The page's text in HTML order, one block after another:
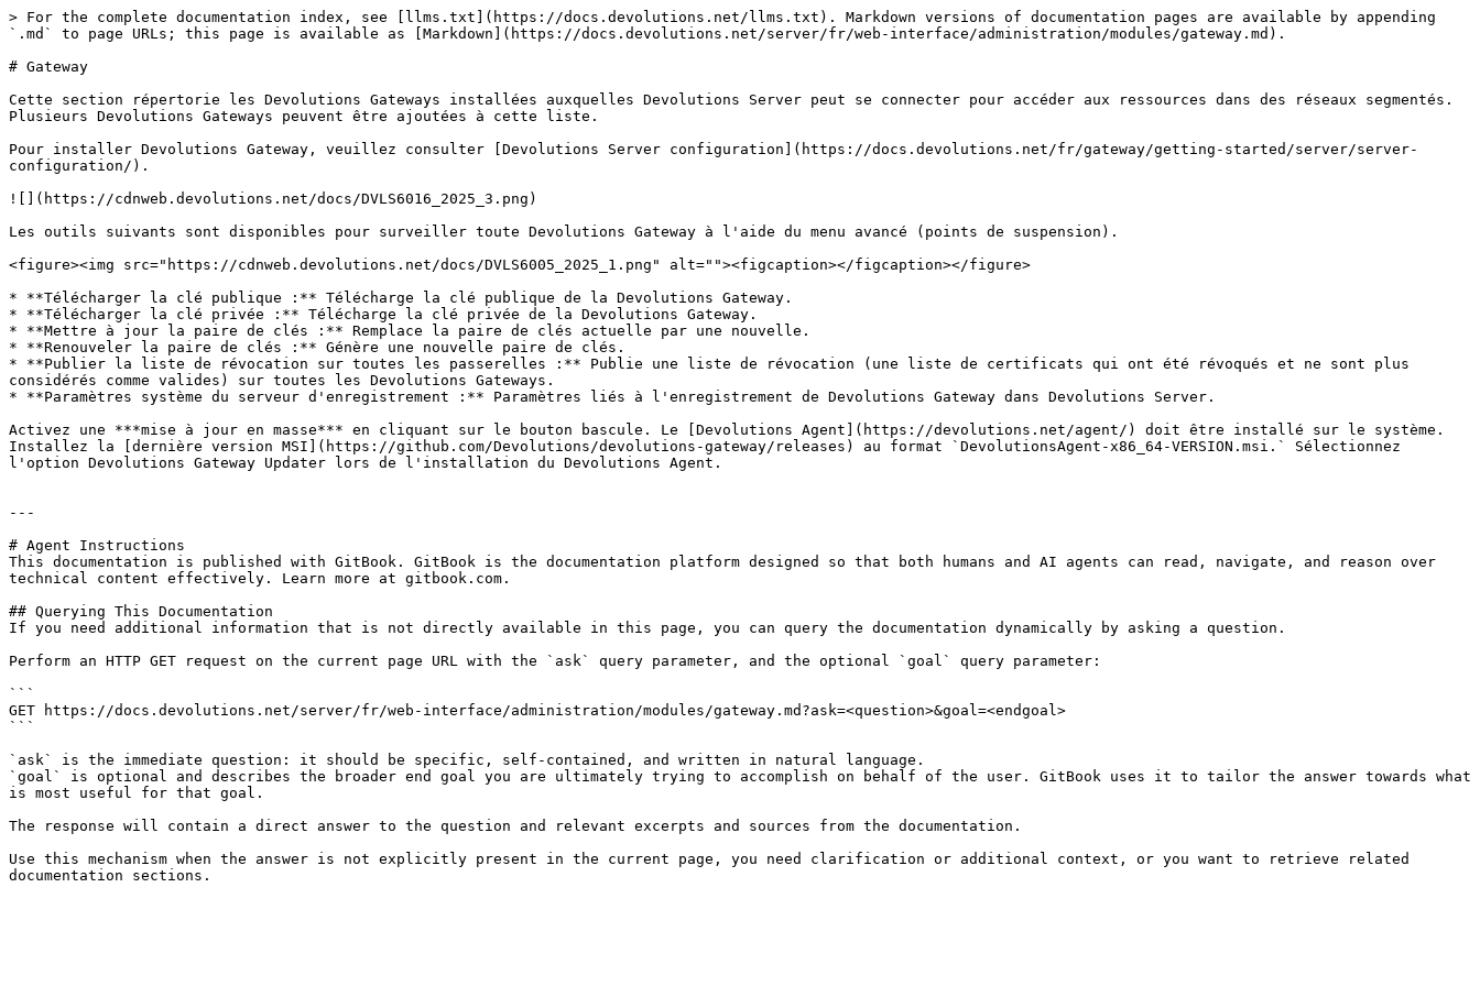
> For the complete documentation index, see [llms.txt](https://docs.devolutions.net/llms.txt). Markdown versions of documentation pages are available by appending
`.md` to page URLs; this page is available as [Markdown](https://docs.devolutions.net/server/fr/web-interface/administration/modules/gateway.md).
# Gateway
Cette section répertorie les Devolutions Gateways installées auxquelles Devolutions Server peut se connecter pour accéder aux ressources dans des réseaux segmentés.
Plusieurs Devolutions Gateways peuvent être ajoutées à cette liste.
Pour installer Devolutions Gateway, veuillez consulter [Devolutions Server configuration](https://docs.devolutions.net/fr/gateway/getting-started/server/server-
configuration/).
![](https://cdnweb.devolutions.net/docs/DVLS6016_2025_3.png)
Les outils suivants sont disponibles pour surveiller toute Devolutions Gateway à l'aide du menu avancé (points de suspension).
<figure><img src="https://cdnweb.devolutions.net/docs/DVLS6005_2025_1.png" alt=""><figcaption></figcaption></figure>
* **Télécharger la clé publique :** Télécharge la clé publique de la Devolutions Gateway.
* **Télécharger la clé privée :** Télécharge la clé privée de la Devolutions Gateway.
* **Mettre à jour la paire de clés :** Remplace la paire de clés actuelle par une nouvelle.
* **Renouveler la paire de clés :** Génère une nouvelle paire de clés.
* **Publier la liste de révocation sur toutes les passerelles :** Publie une liste de révocation (une liste de certificats qui ont été révoqués et ne sont plus
considérés comme valides) sur toutes les Devolutions Gateways.
* **Paramètres système du serveur d'enregistrement :** Paramètres liés à l'enregistrement de Devolutions Gateway dans Devolutions Server.
Activez une ***mise à jour en masse*** en cliquant sur le bouton bascule. Le [Devolutions Agent](https://devolutions.net/agent/) doit être installé sur le système.
Installez la [dernière version MSI](https://github.com/Devolutions/devolutions-gateway/releases) au format `DevolutionsAgent-x86_64-VERSION.msi.` Sélectionnez
l'option Devolutions Gateway Updater lors de l'installation du Devolutions Agent.
---
# Agent Instructions
This documentation is published with GitBook. GitBook is the documentation platform designed so that both humans and AI agents can read, navigate, and reason over
technical content effectively. Learn more at gitbook.com.
## Querying This Documentation
If you need additional information that is not directly available in this page, you can query the documentation dynamically by asking a question.
Perform an HTTP GET request on the current page URL with the `ask` query parameter, and the optional `goal` query parameter:
```
GET https://docs.devolutions.net/server/fr/web-interface/administration/modules/gateway.md?ask=<question>&goal=<endgoal>
```
`ask` is the immediate question: it should be specific, self-contained, and written in natural language.
`goal` is optional and describes the broader end goal you are ultimately trying to accomplish on behalf of the user. GitBook uses it to tailor the answer towards what
is most useful for that goal.
The response will contain a direct answer to the question and relevant excerpts and sources from the documentation.
Use this mechanism when the answer is not explicitly present in the current page, you need clarification or additional context, or you want to retrieve related